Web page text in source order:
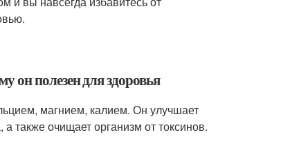
он полезен для здоровья
магнием, калием. Он улучшает
также очищает организм от токсинов.